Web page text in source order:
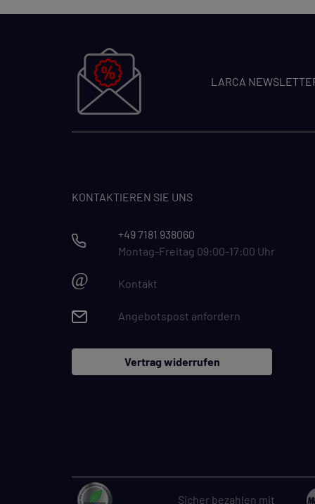
LARCA
KONTAKTIEREN SIE UNS
+49 7181 938060
Montag-Freitag 09:00-17:00 Uhr
@ Kontakt
Angebotspost anfordern
Vertrag widerrufen
Sicher bezahlen mit